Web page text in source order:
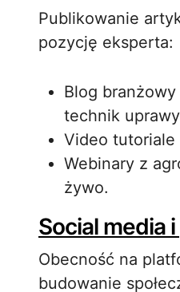
Publikowanie
pozycję eksperta:
Blog
technik
Video tutoriale
Webinary z
żywo.
Social media
Obecność na
budowanie